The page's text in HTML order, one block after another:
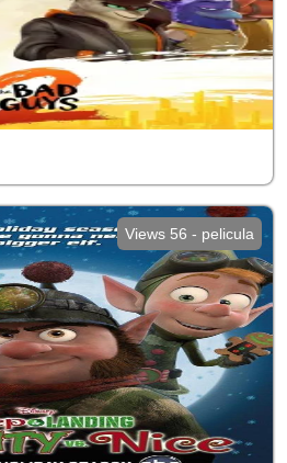
Views 56 - pelicula